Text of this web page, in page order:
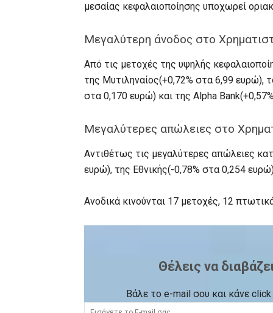
μεσαίας κεφαλαιοποίησης υποχωρεί
Μεγαλύτερη άνοδος στο
Από τις μετοχές της υψηλής
της Μυτιληναίος(+0,72% στα 6,99 ευρώ),
στα 0,170 ευρώ) και της Alpha
Μεγαλύτερες απώλειες στο
Αντιθέτως τις μεγαλύτερες απώλειες
ευρώ), της Εθνικής(-0,78% στα 0,254
Ανοδικά κινούνται 17 μετοχές, 12
Θέλεις να
Βάλε το e-mail σου και κάνε